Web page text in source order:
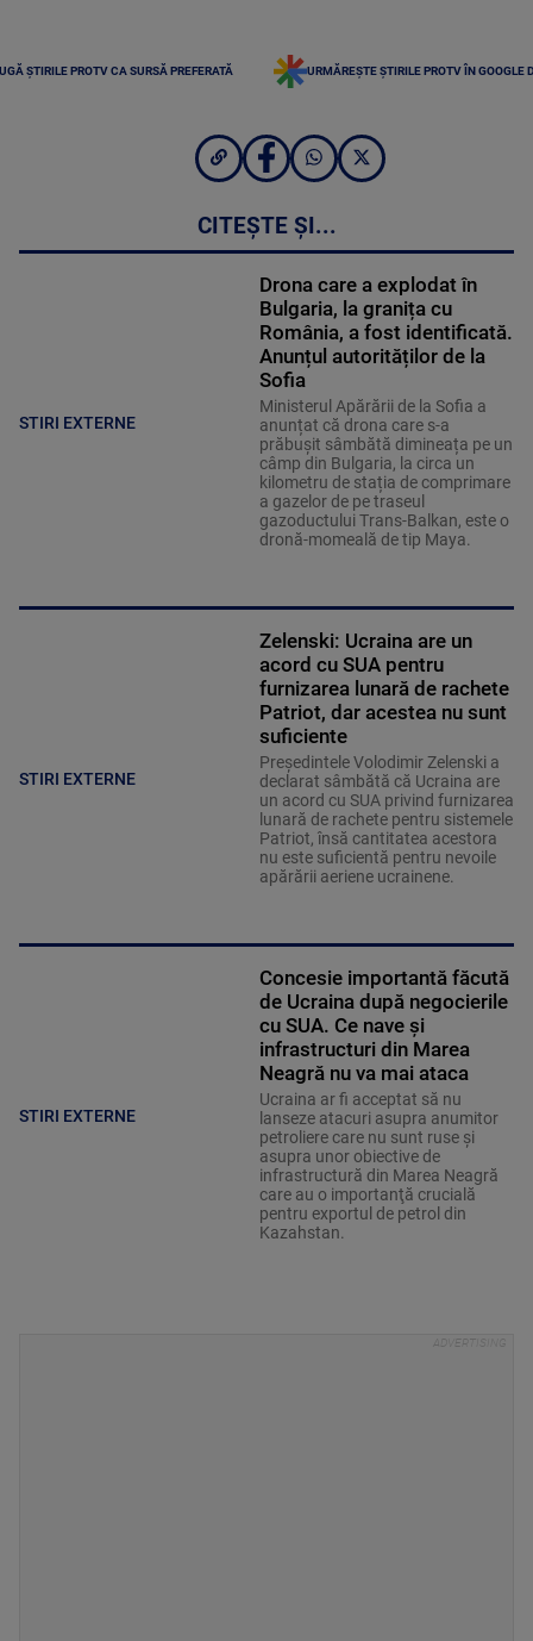
ȘTIRILE PROTV CA SURSĂ PREFERATĂ URMĂREȘTE ȘTIRILE PROTV ÎN GOOGLE
CITEȘTE ȘI...
STIRI EXTERNE
Drona care a explodat în
Bulgaria, la granița cu
România, a fost identificată.
Anunțul autorităților de la
Sofia
Ministerul Apărării de la Sofia a
anunțat că drona care s-a
prăbușit sâmbătă dimineața pe un
câmp din Bulgaria, la circa un
kilometru de stația de comprimare
a gazelor de pe traseul
gazoductului Trans-Balkan, este o
dronă-momeală de tip Maya.
STIRI EXTERNE
Zelenski: Ucraina are un
acord cu SUA pentru
furnizarea lunară de rachete
Patriot, dar acestea nu sunt
suficiente
Preşedintele Volodimir Zelenski a
declarat sâmbătă că Ucraina are
un acord cu SUA privind furnizarea
lunară de rachete pentru sistemele
Patriot, însă cantitatea acestora
nu este suficientă pentru nevoile
apărării aeriene ucrainene.
STIRI EXTERNE
Concesie importantă făcută
de Ucraina după negocierile
cu SUA. Ce nave şi
infrastructuri din Marea
Neagră nu va mai ataca
Ucraina ar fi acceptat să nu
lanseze atacuri asupra anumitor
petroliere care nu sunt ruse şi
asupra unor obiective de
infrastructură din Marea Neagră
care au o importanţă crucială
pentru exportul de petrol din
Kazahstan.